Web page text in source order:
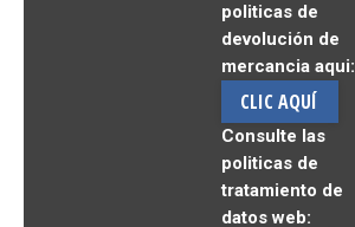
politicas de
devolución de
mercancia aqui:
CLIC AQUÍ
Consulte las
politicas de
tratamiento de
datos web: